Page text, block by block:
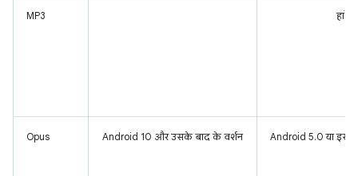
MP3 हां
Opus Android 10 और उसके बाद के वर्शन Android 5.0 या इसके